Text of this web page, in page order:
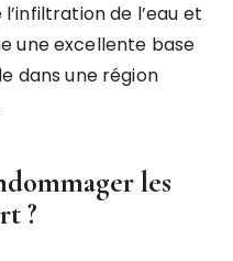
de l’eau et
une excellente base
dans une région
les
?